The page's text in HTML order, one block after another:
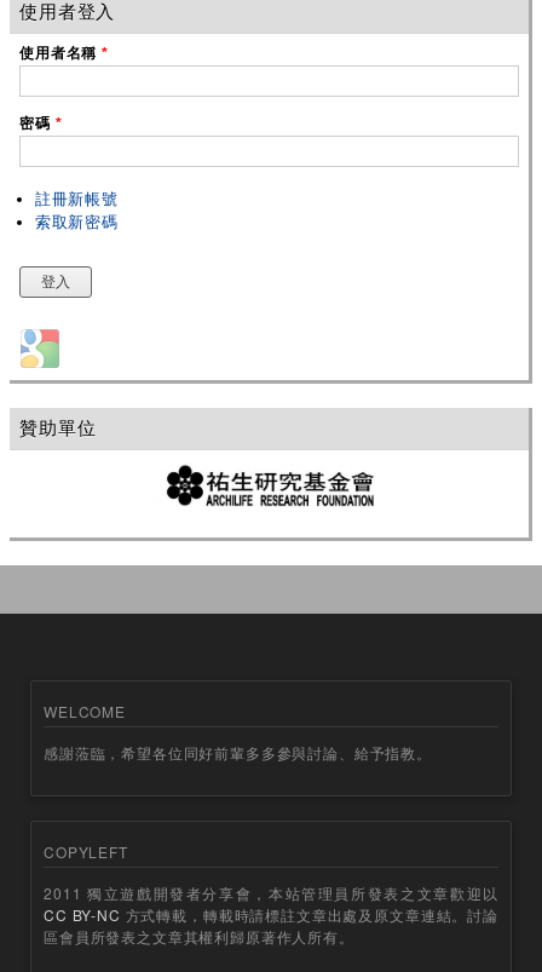
使用者登入
使用者名稱*
密碼 *
註冊新帳號
索取新密碼
Login with Google
贊助單位
WELCOME
感謝蒞臨，希望各位同好前輩多多參與討論、給予指教。
COPYLEFT
2011 獨立遊戲開發者分享會，本站管理員所發表之文章歡迎以
CC BY-NC 方式轉載，轉載時請標註文章出處及原文章連結。討論
區會員所發表之文章其權利歸原著作人所有。